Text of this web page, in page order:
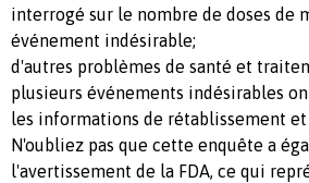
interrogé sur le nombre de doses de
événement indésirable;
d'autres problèmes de santé et
plusieurs événements indésirables
les informations de rétablissement
N'oubliez pas que cette enquête a
l'avertissement de la FDA, ce qui